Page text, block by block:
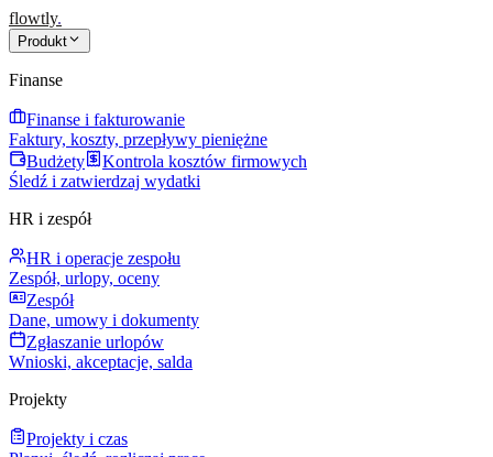
flowtly.
Produkt
Finanse
Finanse i fakturowanie
Faktury, koszty, przepływy pieniężne
Budżety
Kontrola kosztów firmowych
Śledź i zatwierdzaj wydatki
HR i zespół
HR i operacje zespołu
Zespół, urlopy, oceny
Zespół
Dane, umowy i dokumenty
Zgłaszanie urlopów
Wnioski, akceptacje, salda
Projekty
Projekty i czas